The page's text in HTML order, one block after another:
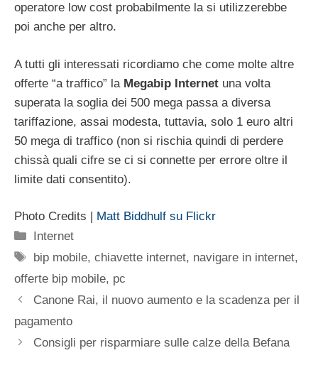
operatore low cost probabilmente la si utilizzerebbe
poi anche per altro.
A tutti gli interessati ricordiamo che come molte altre
offerte “a traffico” la Megabip Internet una volta
superata la soglia dei 500 mega passa a diversa
tariffazione, assai modesta, tuttavia, solo 1 euro altri
50 mega di traffico (non si rischia quindi di perdere
chissà quali cifre se ci si connette per errore oltre il
limite dati consentito).
Photo Credits |
Matt Biddhulf su Flickr
Categorie
Internet
Tag
bip mobile,chiavette internet, navigare in internet,
offerte bip mobile, pc
Canone Rai, il nuovo aumento e la scadenza per il
pagamento
Consigli per risparmiare sulle calze della Befana